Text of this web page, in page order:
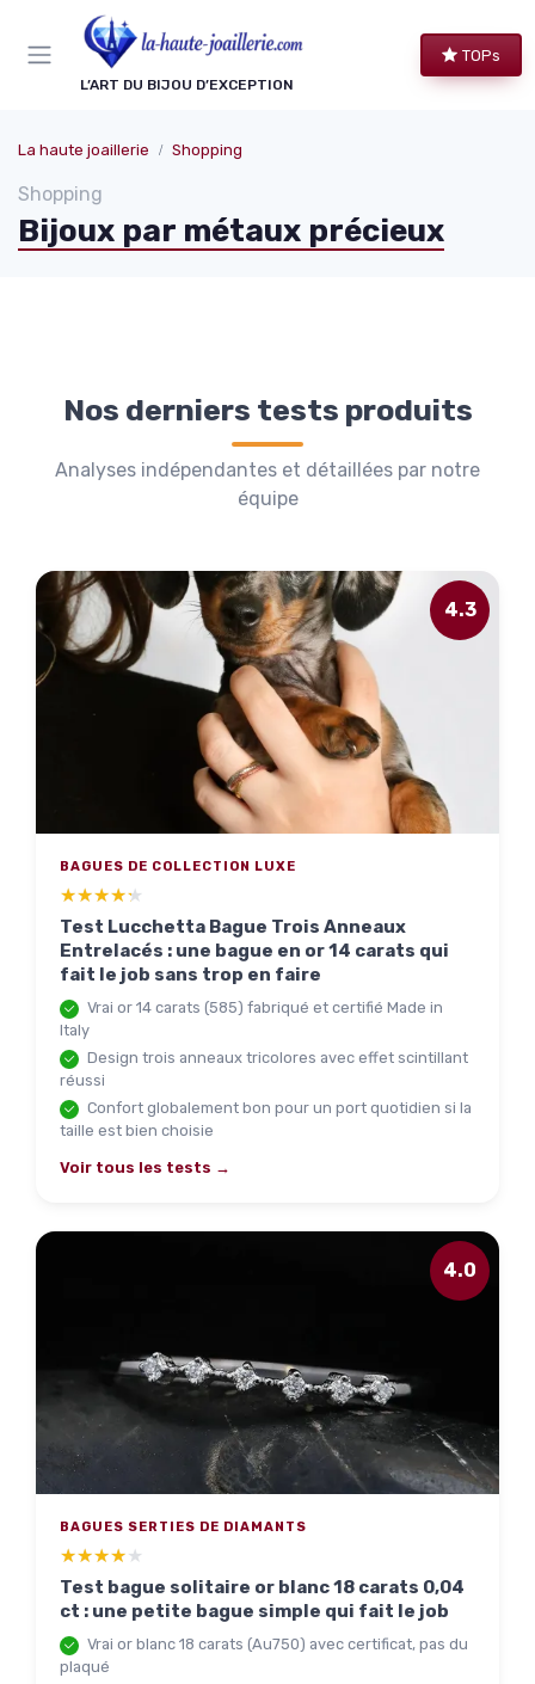
L’ART DU BIJOU D’EXCEPTION
TOPs
La haute joaillerie Shopping
Shopping
Bijoux par métaux précieux
Nos derniers tests produits
Analyses indépendantes et détaillées par notre
équipe
4.3
BAGUES DE COLLECTION LUXE
★★★★★
★★★★★
Test Lucchetta Bague Trois Anneaux
Entrelacés : une bague en or 14 carats qui
fait le job sans trop en faire
Vrai or 14 carats (585) fabriqué et certifié Made in
Italy
Design trois anneaux tricolores avec effet scintillant
réussi
Confort globalement bon pour un port quotidien si la
taille est bien choisie
Voir tous les tests →
4.0
BAGUES SERTIES DE DIAMANTS
★★★★★
★★★★★
Test bague solitaire or blanc 18 carats 0,04
ct : une petite bague simple qui fait le job
Vrai or blanc 18 carats (Au750) avec certificat, pas du
plaqué
Panneau de gestion des cookies